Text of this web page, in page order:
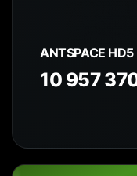
ANTSPACE HD5
10 957